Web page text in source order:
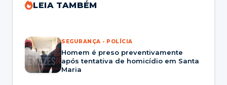
LEIA TAMBÉM
SEGURANÇA - POLÍCIA
Homem é preso preventivamente
após tentativa de homicídio em Santa
Maria